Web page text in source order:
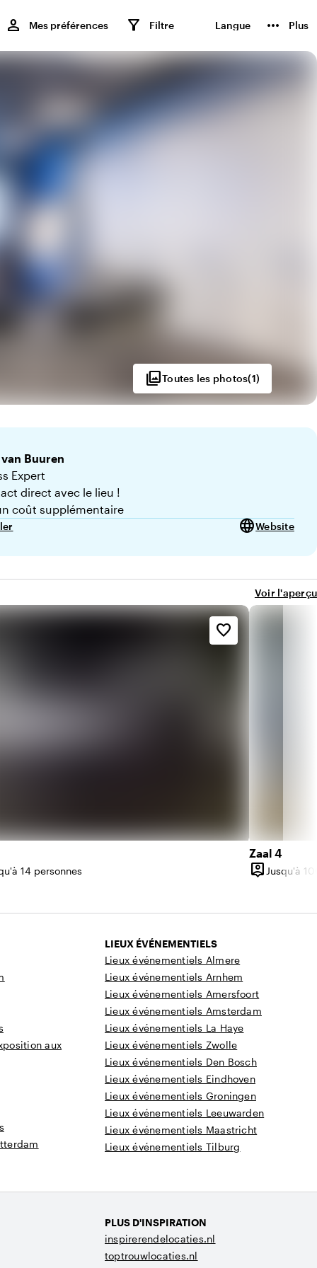
Mes préférences
person Filtre
filter_alt Langue Plus
more_horiz
photo_libraryToutes les photos(1)
van Buuren
Expert
direct avec le lieu !
coût supplémentaire
languageWebsite
Voir l'aperçu
14 personnes
favorite_border
Zaal 4
person_pin
Capacité
Jusqu'à
aux
LIEUX ÉVÉNEMENTIELS
Lieux événementiels Almere
Lieux événementiels Arnhem
Lieux événementiels Amersfoort
Lieux événementiels Amsterdam
Lieux événementiels La Haye
Lieux événementiels Zwolle
Lieux événementiels Den Bosch
Lieux événementiels Eindhoven
Lieux événementiels Groningen
Lieux événementiels Leeuwarden
Lieux événementiels Maastricht
Lieux événementiels Tilburg
PLUS D'INSPIRATION
inspirerendelocaties.nl
toptrouwlocaties.nl